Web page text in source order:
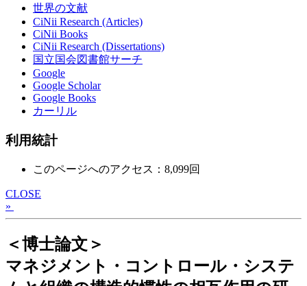
世界の文献
CiNii Research (Articles)
CiNii Books
CiNii Research (Dissertations)
国立国会図書館サーチ
Google
Google Scholar
Google Books
カーリル
利用統計
このページへのアクセス：8,099回
CLOSE
»
＜博士論文＞
マネジメント・コントロール・システ